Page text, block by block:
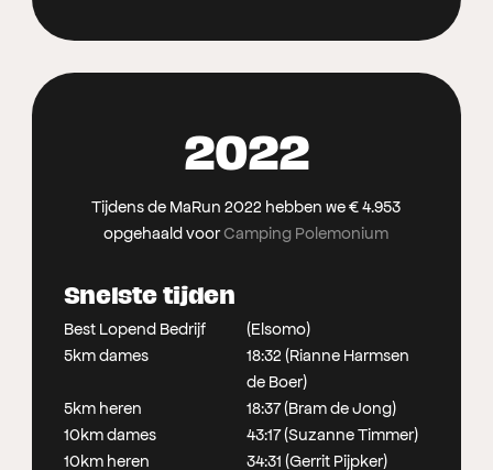
2022
Tijdens de MaRun 2022 hebben we € 4.953
opgehaald voorCamping Polemonium
Snelste tijden
Best Lopend Bedrijf
(Elsomo)
5km dames
18:32 (Rianne Harmsen
de Boer)
5km heren
18:37 (Bram de Jong)
10km dames
43:17 (Suzanne Timmer)
10km heren
34:31 (Gerrit Pijpker)